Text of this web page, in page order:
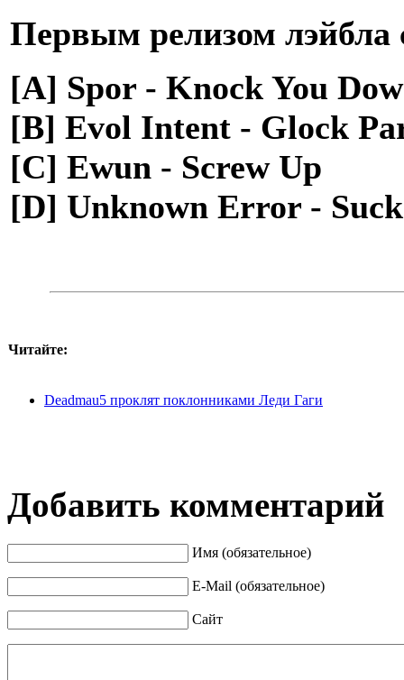
Первым релизом лэйбла
[A] Spor - Knock You
[B] Evol Intent - Glock
[C] Ewun - Screw Up
[D] Unknown Error -
Читайте:
Deadmau5 проклят поклонниками Леди Гаги
Добавить комментарий
Имя (обязательное)
E-Mail (обязательное)
Сайт